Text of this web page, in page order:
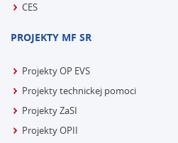
CES
PROJEKTY MF SR
Projekty OP EVS
Projekty technickej pomoci
Projekty ZaSI
Projekty OPII